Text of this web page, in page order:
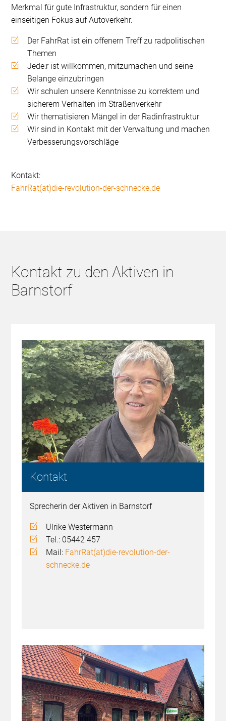
Merkmal für gute Infrastruktur, sondern für einen
einseitigen Fokus auf Autoverkehr.
Der FahrRat ist ein offenern Treff zu radpolitischen
Themen
Jede:r ist willkommen, mitzumachen und seine
Belange einzubringen
Wir schulen unsere Kenntnisse zu korrektem und
sicherem Verhalten im Straßenverkehr
Wir thematisieren Mängel in der Radinfrastruktur
Wir sind in Kontakt mit der Verwaltung und machen
Verbesserungsvorschläge
Kontakt:
FahrRat(at)die-revolution-der-schnecke.de
Kontakt zu den Aktiven in
Barnstorf
Kontakt
Sprecherin der Aktiven in Barnstorf
Ulrike Westermann
Tel.: 05442 457
Mail: FahrRat(at)die-revolution-der-
schnecke.de